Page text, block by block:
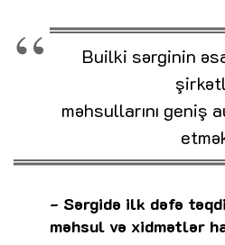
Builki sərginin
məhsullarını geniş
- Sərgidə ilk dəfə
məhsul və xidmətlər